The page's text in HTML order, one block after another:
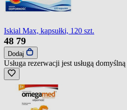
Iskial Max, kapsułki, 120 szt.
48 79
Dodaj
Usługa rezerwacji jest usługą domyślną